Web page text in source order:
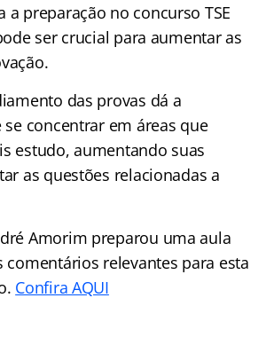
a preparação no concurso TSE
ser crucial para aumentar as
das provas dá a
concentrar em áreas que
estudo, aumentando suas
as questões relacionadas a
Amorim preparou uma aula
comentários relevantes para esta
Confira AQUI